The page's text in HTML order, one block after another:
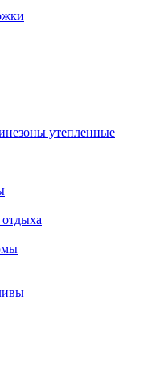
утепленные